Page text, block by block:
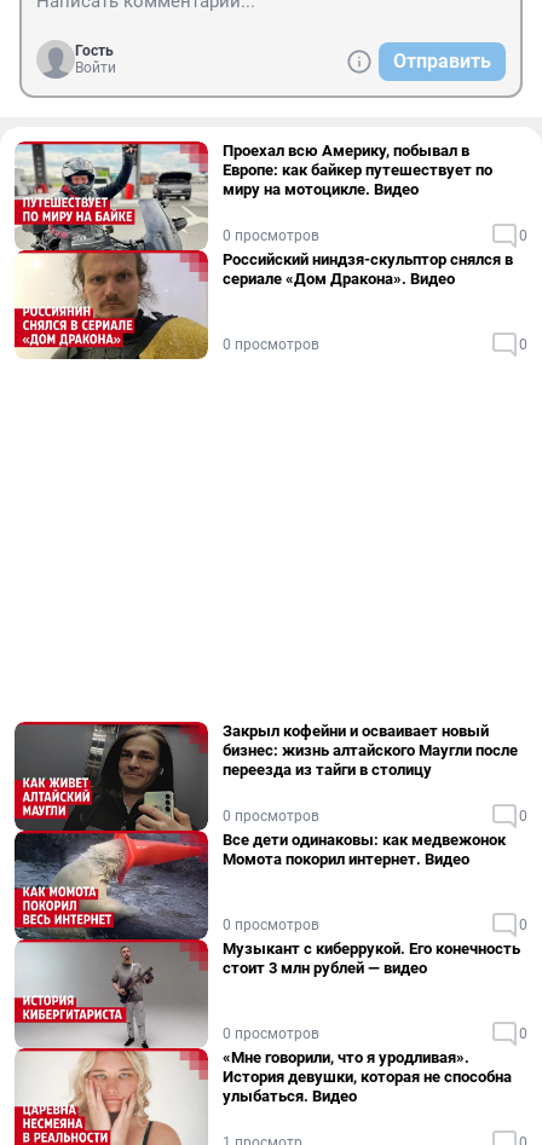
Гость
Войти
Отправить
Проехал всю Америку, побывал в
Европе: как байкер путешествует по
миру на мотоцикле. Видео
0 просмотров 0
Российский ниндзя-скульптор снялся в
сериале «Дом Дракона». Видео
0 просмотров 0
Закрыл кофейни и осваивает новый
бизнес: жизнь алтайского Маугли после
переезда из тайги в столицу
0 просмотров 0
Все дети одинаковы: как медвежонок
Момота покорил интернет. Видео
0 просмотров 0
Музыкант с киберрукой. Его конечность
стоит 3 млн рублей — видео
0 просмотров 0
«Мне говорили, что я уродливая».
История девушки, которая не способна
улыбаться. Видео